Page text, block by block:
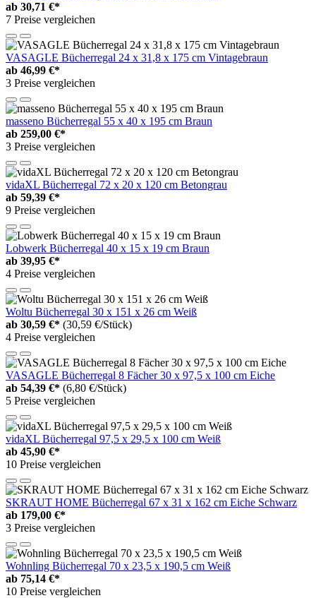
ab 30,71 €*
7 Preise vergleichen
VASAGLE Bücherregal 24 x 31,8 x 175 cm Vintagebraun
ab 46,99 €*
3 Preise vergleichen
masseno Bücherregal 55 x 40 x 195 cm Braun
ab 259,00 €*
3 Preise vergleichen
vidaXL Bücherregal 72 x 20 x 120 cm Betongrau
ab 59,39 €*
9 Preise vergleichen
Lobwerk Bücherregal 40 x 15 x 19 cm Braun
ab 39,95 €*
4 Preise vergleichen
Woltu Bücherregal 30 x 151 x 26 cm Weiß
ab 30,59 €* (30,59 €/Stück)
4 Preise vergleichen
VASAGLE Bücherregal 8 Fächer 30 x 97,5 x 100 cm Eiche
ab 54,39 €* (6,80 €/Stück)
5 Preise vergleichen
vidaXL Bücherregal 97,5 x 29,5 x 100 cm Weiß
ab 45,90 €*
10 Preise vergleichen
SKRAUT HOME Bücherregal 67 x 31 x 162 cm Eiche Schwarz
ab 179,00 €*
3 Preise vergleichen
Wohnling Bücherregal 70 x 23,5 x 190,5 cm Weiß
ab 75,14 €*
10 Preise vergleichen